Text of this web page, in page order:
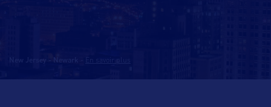
New Jersey - Newark